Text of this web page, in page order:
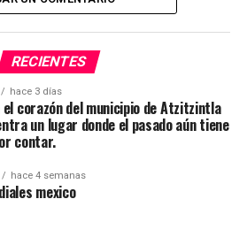
Silva
RECIENTES
hace 3 días
el corazón del municipio de Atzitzintla
un lugar donde el pasado aún tiene
contar.
hace 4 semanas
mexico